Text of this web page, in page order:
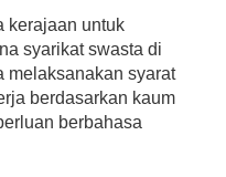
kerajaan untuk
syarikat swasta di
melaksanakan syarat
berdasarkan kaum
berbahasa